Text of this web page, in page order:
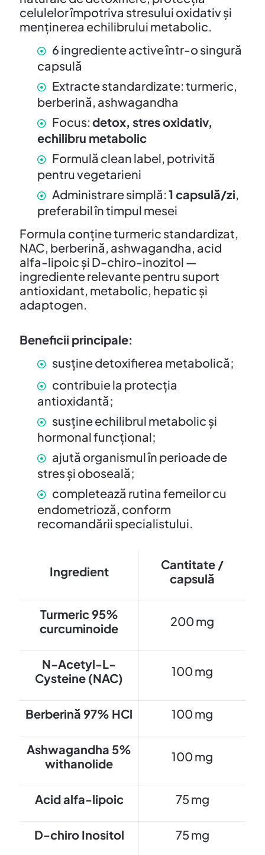
celulelor împotriva stresului oxidativ și
menținerea echilibrului metabolic.
6 ingrediente active într-o singură
capsulă
Extracte standardizate: turmeric,
berberină, ashwagandha
Focus:detox, stres oxidativ,
echilibru metabolic
Formulă clean label, potrivită
pentru vegetarieni
Administrare simplă:1 capsulă/zi,
preferabil în timpul mesei
Formula conține turmeric standardizat,
NAC, berberină, ashwagandha, acid
alfa-lipoic și D-chiro-inozitol —
ingrediente relevante pentru suport
antioxidant, metabolic, hepatic și
adaptogen.
Beneficii principale:
susține detoxifierea metabolică;
contribuie la protecția
antioxidantă;
susține echilibrul metabolic și
hormonal funcțional;
ajută organismul în perioade de
stres și oboseală;
completează rutina femeilor cu
endometrioză, conform
recomandării specialistului.
Ingredient
Cantitate /
capsulă
Turmeric 95%
curcuminoide
200 mg
N-Acetyl-L-
Cysteine (NAC)
100 mg
Berberină 97% HCl 100 mg
Ashwagandha 5%
withanolide
100 mg
Acid alfa-lipoic 75 mg
D-chiro Inositol 75 mg